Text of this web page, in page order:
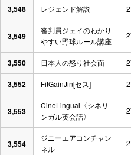
3,548 レジェンド解説
3,549
審判員ジェイのわかり
やすい野球ルール講座
3,550 日本人の怒り社会面
3,552 FitGainJin[セス]
3,553
CineLingual〈シネリ
ンガル英会話〉
3,554
ジニーエアコンチャン
ネル